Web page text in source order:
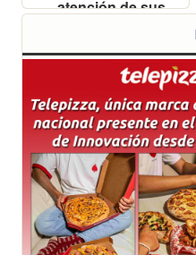
atención de sus
para pedidos
delivery, según
el avance del
Wrapped Digital
2025 realizado
por GfK DAM